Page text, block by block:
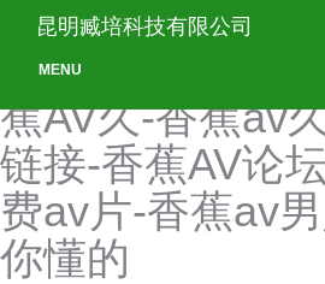
香蕉av狠狠-香蕉
护士-香蕉AV黄
蕉AV久-香蕉av
链接-香蕉AV论
费av片-香蕉av
你懂的
昆明臧培科技有限公司
MENU